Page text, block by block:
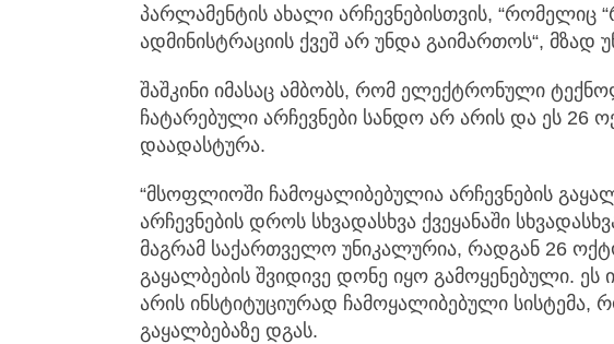
პარლამენტის ახალი არჩევნებისთვის, “რომელიც
ადმინისტრაციის ქვეშ არ უნდა გაიმართოს“, მზად
შაშკინი იმასაც ამბობს, რომ ელექტრონული
ჩატარებული არჩევნები სანდო არ არის და ეს 26
დაადასტურა.
“მსოფლიოში ჩამოყალიბებულია არჩევნების
არჩევნების დროს სხვადასხვა ქვეყანაში
მაგრამ საქართველო უნიკალურია, რადგან 26
გაყალბების შვიდივე დონე იყო გამოყენებული. ეს
არის ინსტიტუციურად ჩამოყალიბებული სისტემა,
გაყალბებაზე დგას.